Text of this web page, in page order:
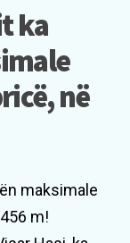
ka
në
maksimale
m!